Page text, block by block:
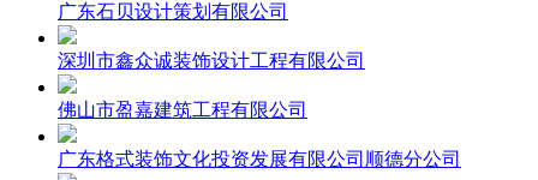
广东石贝设计策划有限公司
深圳市鑫众诚装饰设计工程有限公司
佛山市盈嘉建筑工程有限公司
广东格式装饰文化投资发展有限公司顺德分公司